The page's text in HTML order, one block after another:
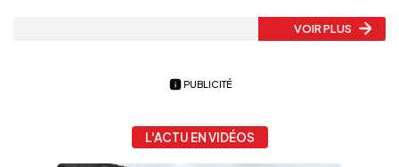
VOIR PLUS
PUBLICITÉ
L'ACTU EN VIDÉOS